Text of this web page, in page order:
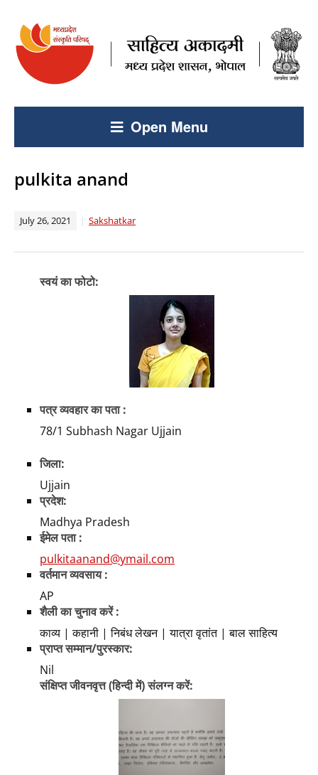
Open Menu
pulkita anand
July 26, 2021 Sakshatkar
स्वयं का फोटो:
पत्र व्यवहार का पता :
78/1 Subhash Nagar Ujjain
जिला:
Ujjain
प्रदेश:
Madhya Pradesh
ईमेल पता :
pulkitaanand@ymail.com
वर्तमान व्यवसाय :
AP
शैली का चुनाव करें :
काव्य | कहानी | निबंध लेखन | यात्रा वृतांत | बाल साहित्य
प्राप्त सम्मान/पुरस्कार:
Nil
संक्षिप्त जीवनवृत्त (हिन्दी में) संलग्न करें: